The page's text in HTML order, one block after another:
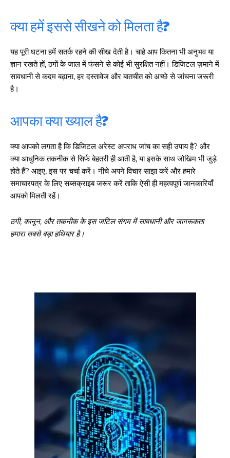
गुरुग्राम साइबर पुलिस ने बीते छह महीने में 18 बैंक कर्मचारियों को किया गिरफ्तार
इन लोगों ने लालच में आकर बैंक खाते खोलकर साइबर ठगों को उपलब्ध कराए
क्या हमें इससे सीखने को मिलता है?
यह पूरी घटना हमें सतर्क रहने की सीख देती है। चाहे आप कितना भी अनुभव या
ज्ञान रखते हों, ठगों के जाल में फंसने से कोई भी सुरक्षित नहीं। डिजिटल ज़माने में
सावधानी से कदम बढ़ाना, हर दस्तावेज और बातचीत को अच्छे से जांचना जरूरी
है।
आपका क्या ख्याल है?
क्या आपको लगता है कि डिजिटल अरेस्ट अपराध जांच का सही उपाय है? और
क्या आधुनिक तकनीक से सिर्फ बेहतरी ही आती है, या इसके साथ जोखिम भी जुड़े
होते हैं? आइए, इस पर चर्चा करें। नीचे अपने विचार साझा करें और हमारे
समाचारपत्र के लिए सब्सक्राइब जरूर करें ताकि ऐसी ही महत्वपूर्ण जानकारियाँ
आपको मिलती रहें।
ठगी, कानून, और तकनीक के इस जटिल संगम में सावधानी और जागरूकता
हमारा सबसे बड़ा हथियार है।